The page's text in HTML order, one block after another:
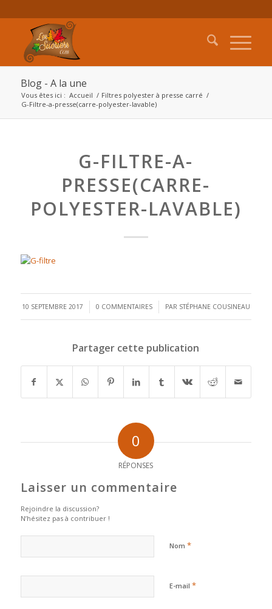
Blog - A la une
Vous êtes ici : Accueil / Filtres polyester à presse carré /
G-Filtre-a-presse(carre-polyester-lavable)
G-FILTRE-A-
PRESSE(CARRE-
POLYESTER-LAVABLE)
10 SEPTEMBRE 2017
/ 0 COMMENTAIRES
/ PAR STÉPHANE COUSINEAU
Partager cette publication
0
RÉPONSES
Laisser un commentaire
Rejoindre la discussion?
N’hésitez pas à contribuer !
Nom *
E-mail *